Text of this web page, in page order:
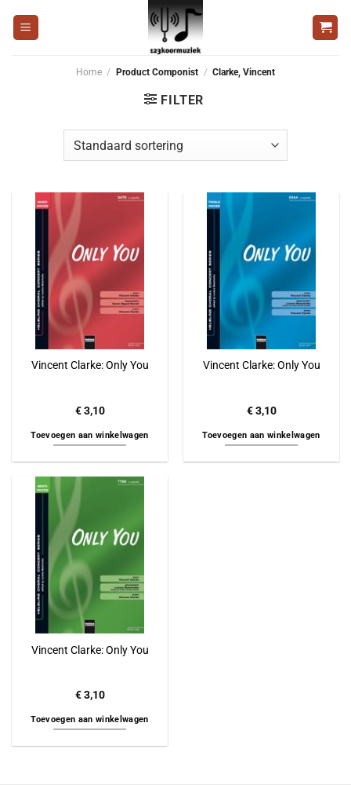
naar
Home / Product Componist / Clarke, Vincent
FILTER
Vincent Clarke: Only You
€3,10
Toevoegen aan winkelwagen
Vincent Clarke: Only You
€3,10
Toevoegen aan winkelwagen
Vincent Clarke: Only You
€3,10
Toevoegen aan winkelwagen